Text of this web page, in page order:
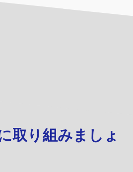
取り組みましょ